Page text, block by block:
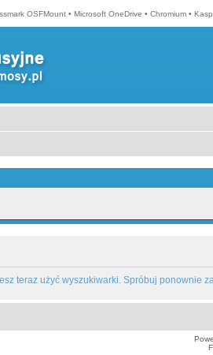
OSFMount • Microsoft OneDrive • Chromium •
teraz użyć wyszukiwarki. Spróbuj ponownie